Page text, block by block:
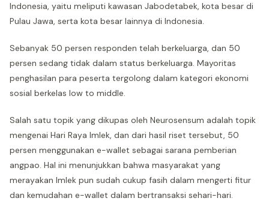
Indonesia, yaitu meliputi kawasan Jabodetabek, kota besar di
Pulau Jawa, serta kota besar lainnya di Indonesia.
Sebanyak 50 persen responden telah berkeluarga, dan 50
persen sedang tidak dalam status berkeluarga. Mayoritas
penghasilan para peserta tergolong dalam kategori ekonomi
sosial berkelas low to middle.
Salah satu topik yang dikupas oleh Neurosensum adalah topik
mengenai Hari Raya Imlek, dan dari hasil riset tersebut, 50
persen menggunakan e-wallet sebagai sarana pemberian
angpao. Hal ini menunjukkan bahwa masyarakat yang
merayakan Imlek pun sudah cukup fasih dalam mengerti fitur
dan kemudahan e-wallet dalam bertransaksi sehari-hari.